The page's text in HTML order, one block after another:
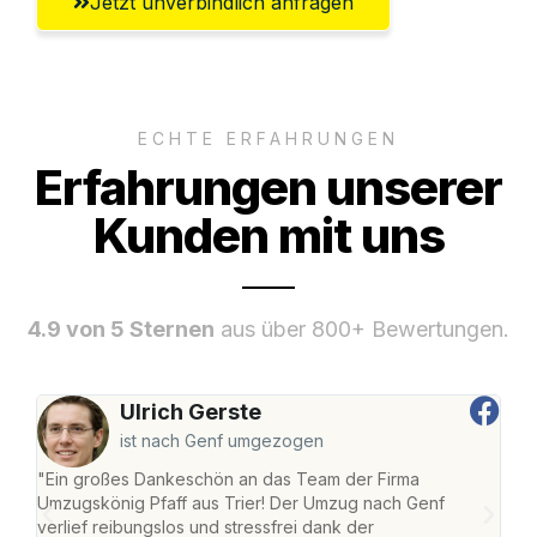
ECHTE ERFAHRUNGEN
Erfahrungen unserer
Kunden mit uns
4.9 von 5 Sternen aus über 800+ Bewertungen.
Ulrich Gerste
ist nach Genf umgezogen
"Ein großes Dankeschön an das Team der Firma
Umzugskönig Pfaff aus Trier! Der Umzug nach Genf
verlief reibungslos und stressfrei dank der